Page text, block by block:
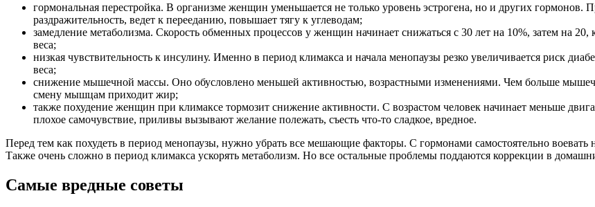
гормональная перестройка. В организме женщин уменьшается не только уровень эстрогена, но и других гормонов.
раздражительность, ведет к перееданию, повышает тягу к углеводам;
замедление метаболизма. Скорость обменных процессов у женщин начинает снижаться с 30 лет на 10%, затем на
веса;
низкая чувствительность к инсулину. Именно в период климакса и начала менопаузы резко увеличивается риск
веса;
снижение мышечной массы. Оно обусловлено меньшей активностью, возрастными изменениями. Чем больше
смену мышцам приходит жир;
также похудение женщин при климаксе тормозит снижение активности. С возрастом человек начинает меньше
плохое самочувствие, приливы вызывают желание полежать, съесть что-то сладкое, вредное.
Перед тем как похудеть в период менопаузы, нужно убрать все мешающие факторы. С гормонами самостоятельно
Также очень сложно в период климакса ускорять метаболизм. Но все остальные проблемы поддаются коррекции в
Самые вредные советы